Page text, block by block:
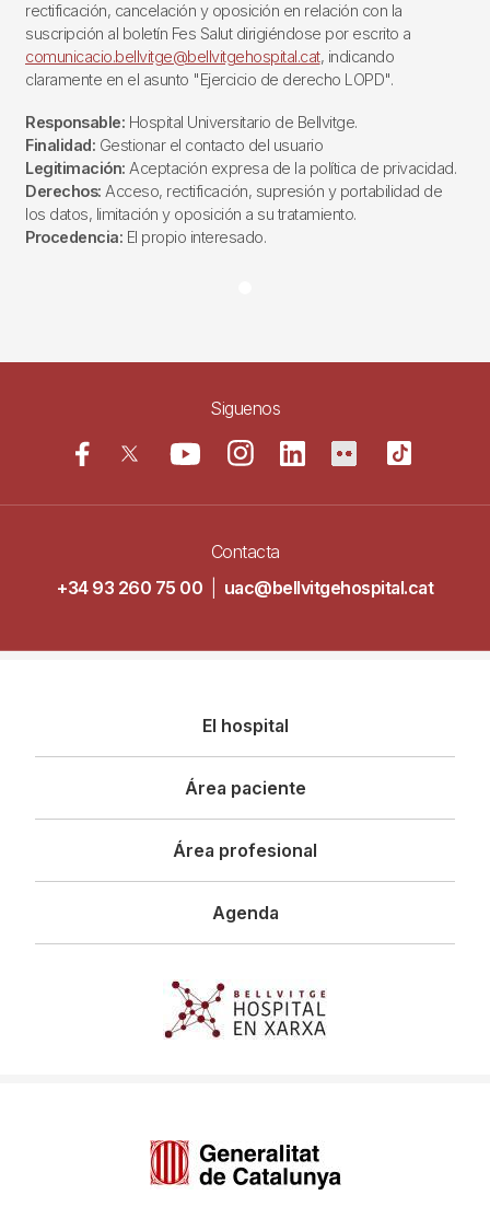
rectificación, cancelación y oposición en relación con la
suscripción al boletín Fes Salut dirigiéndose por escrito a
comunicacio.bellvitge@bellvitgehospital.cat, indicando
claramente en el asunto "Ejercicio de derecho LOPD".
Responsable: Hospital Universitario de Bellvitge.
Finalidad: Gestionar el contacto del usuario
Legitimación: Aceptación expresa de la política de privacidad.
Derechos: Acceso, rectificación, supresión y portabilidad de
los datos, limitación y oposición a su tratamiento.
Procedencia: El propio interesado.
Siguenos
Contacta
+34 93 260 75 00
uac@bellvitgehospital.cat
principal
El hospital
Área paciente
Área profesional
Agenda